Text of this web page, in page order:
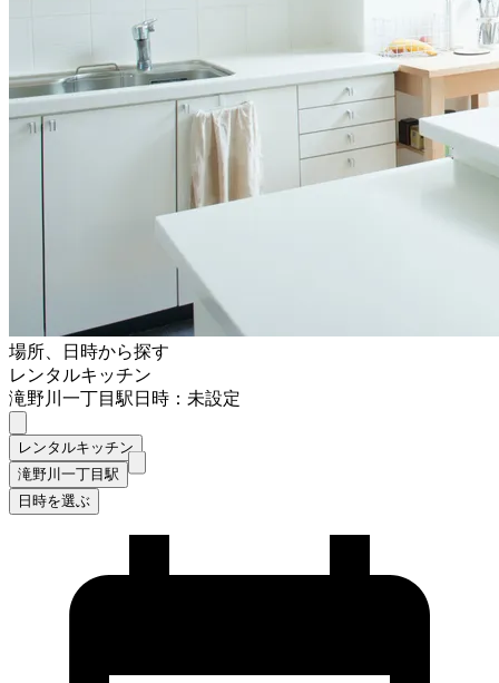
場所、日時から探す
レンタルキッチン
滝野川一丁目駅日時：未設定
レンタルキッチン
滝野川一丁目駅
日時を選ぶ